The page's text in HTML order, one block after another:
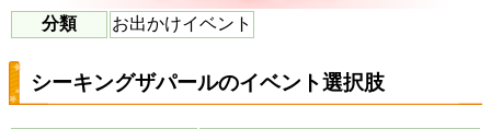
分類 お出かけイベント
シーキングザパールのイベント選択肢